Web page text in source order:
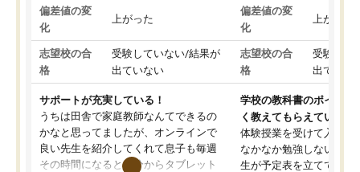
偏差値の変
化
上がった
志望校の合
格
受験していない/結果が
出ていない
サポートが充実している！
うちは田舎で家庭教師なんてできるの
かなと思ってましたが、オンラインで
良い先生を紹介してくれて息子も毎週
その時間になると自分からタブレット
偏差値の変
化
上がった
志望校の合
格
受験して
出ていな
学校の教科書のポイント
く教えてもらえている
体験授業を受けて入塾し
なかなか勉強しない息子
生が予定表を立ててくれ